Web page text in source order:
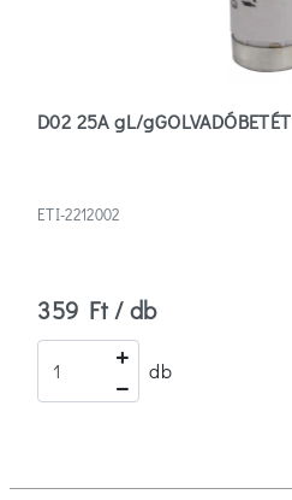
D02 25A gL/gGOLVADÓBETÉT
ETI-2212002
359 Ft / db
db